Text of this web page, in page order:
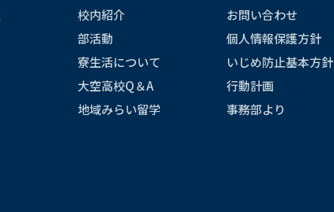
校内紹介
部活動
寮生活について
大空高校Q＆A
地域みらい留学
お問い合わせ
個人情報保護方針
いじめ防止基本方針
行動計画
事務部より